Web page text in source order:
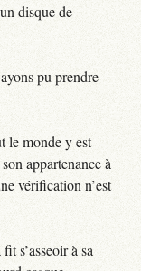
disque de
pu prendre
le monde y est
appartenance à
vérification n’est
s’asseoir à sa